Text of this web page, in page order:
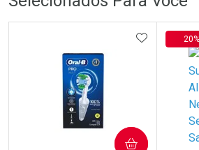
COMPRAR